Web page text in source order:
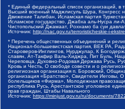
* Единый федеральный список организаций, в
Высший военный Маджлисуль Шура, Конгресс
Движение Талибан, Исламская партия
Исламское государство, Джабха аль-Нусра
Чистопольский Джамаат, Рохнамо ба суи
Источник: http://nac.gov.ru/terroristicheskie-i-
* Перечень общественных объединений и
Национал-большевистская партия, ВЕК РА,
Староверов-Инглингов, Нурджулар, К
славян, Ат-Такфир Валь-Хиджра, Пит Буль,
Череповца, Духовно-Родовая Держава Русь,
Кровь и Честь, О свободе совести и о
религиозная организация п. Боровский,
организация «Братство», Свидетели Иеговы,
болельщиков «Фирма», Молодежная
республика Русь, Арестантское уголовное
прав граждан, Штабы Навального
Источник: https://minjust.gov.ru/ru/documents/